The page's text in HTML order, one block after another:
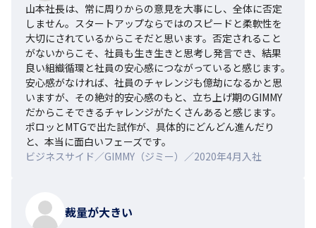
山本社長は、常に周りからの意見を大事にし、全体に否定
しません。スタートアップならではのスピードと柔軟性を
大切にされているからこそだと思います。否定されること
がないからこそ、社員も生き生きと思考し発言でき、結果
良い組織循環と社員の安心感につながっていると感じます。
安心感がなければ、社員のチャレンジも億劫になるかと思
いますが、その絶対的安心感のもと、立ち上げ期のGIMMY
だからこそできるチャレンジがたくさんあると感じます。
ポロッとMTGで出た試作が、具体的にどんどん進んだり
と、本当に面白いフェーズです。
ビジネスサイド／GIMMY（ジミー）／2020年4月入社
裁量が大きい